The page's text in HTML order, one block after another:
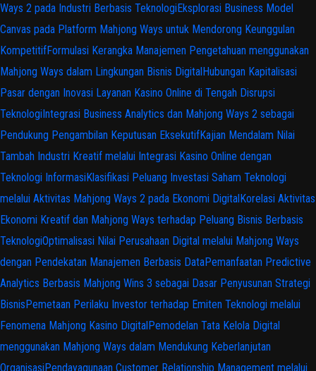
Ways 2 pada Industri Berbasis TeknologiEksplorasi Business Model
Canvas pada Platform Mahjong Ways untuk Mendorong Keunggulan
KompetitifFormulasi Kerangka Manajemen Pengetahuan menggunakan
Mahjong Ways dalam Lingkungan Bisnis DigitalHubungan Kapitalisasi
Pasar dengan Inovasi Layanan Kasino Online di Tengah Disrupsi
TeknologiIntegrasi Business Analytics dan Mahjong Ways 2 sebagai
Pendukung Pengambilan Keputusan EksekutifKajian Mendalam Nilai
Tambah Industri Kreatif melalui Integrasi Kasino Online dengan
Teknologi InformasiKlasifikasi Peluang Investasi Saham Teknologi
melalui Aktivitas Mahjong Ways 2 pada Ekonomi DigitalKorelasi Aktivitas
Ekonomi Kreatif dan Mahjong Ways terhadap Peluang Bisnis Berbasis
TeknologiOptimalisasi Nilai Perusahaan Digital melalui Mahjong Ways
dengan Pendekatan Manajemen Berbasis DataPemanfaatan Predictive
Analytics Berbasis Mahjong Wins 3 sebagai Dasar Penyusunan Strategi
BisnisPemetaan Perilaku Investor terhadap Emiten Teknologi melalui
Fenomena Mahjong Kasino DigitalPemodelan Tata Kelola Digital
menggunakan Mahjong Ways dalam Mendukung Keberlanjutan
OrganisasiPendayagunaan Customer Relationship Management melalui